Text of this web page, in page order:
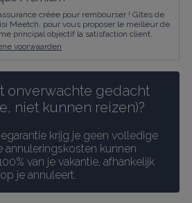
créée pour rembourser ! Gîtes de
Meetch, pour vous proposer le meilleur de
principal objectif la satisfaction client.
voorwaarden
onverwachte gedacht
niet kunnen reizen)?
krijg je geen volledige
annuleringskosten kunnen
van je vakantie, afhankelijk
je annuleert.